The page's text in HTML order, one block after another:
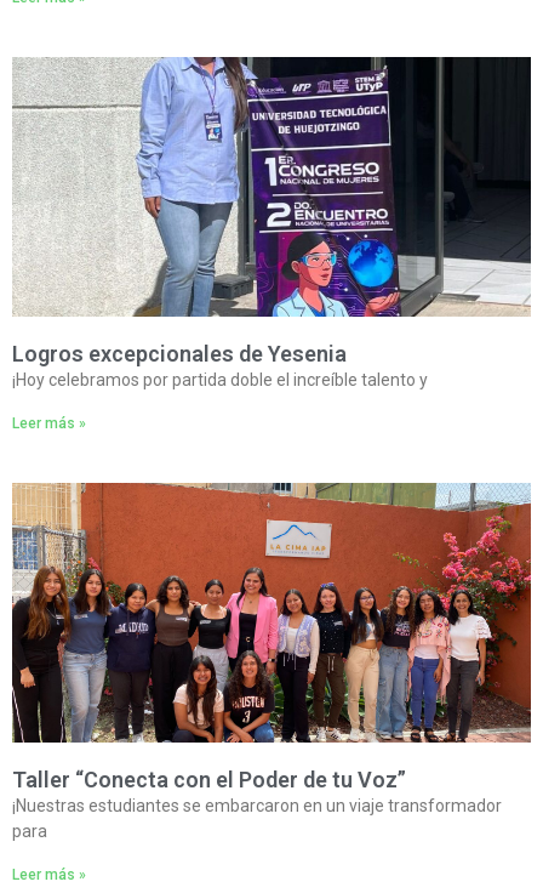
Logros excepcionales de Yesenia
¡Hoy celebramos por partida doble el increíble talento y
Leer más »
Taller “Conecta con el Poder de tu Voz”
¡Nuestras estudiantes se embarcaron en un viaje transformador
para
Leer más »